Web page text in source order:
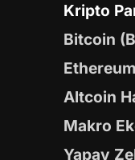
Kripto
Bitcoin
Altcoin
Makro
Yapay